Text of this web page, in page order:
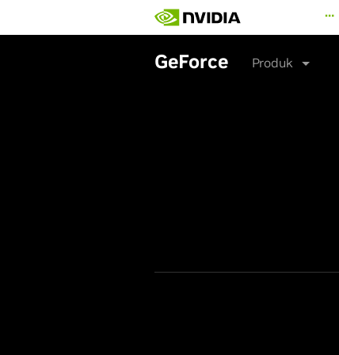
main
…
GeForce Produk